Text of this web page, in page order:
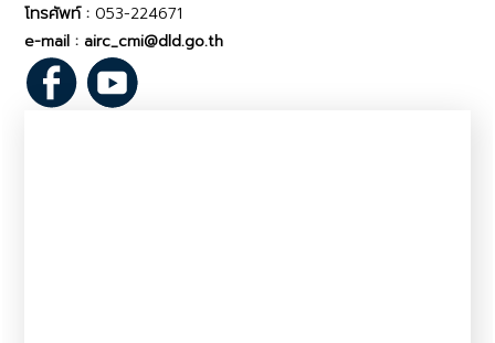
โทรศัพท์ : 053-224671
e-mail : airc_cmi@dld.go.th